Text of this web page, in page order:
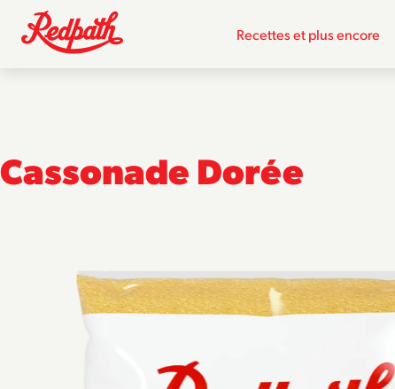
Recettes et plus encore
Cassonade Dorée